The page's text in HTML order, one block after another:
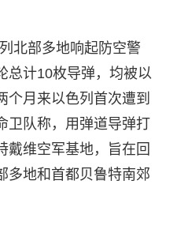
北部多地响起防空警
总计10枚导弹，均被以
个月来以色列首次遭到
卫队称，用弹道导弹打
戴维空军基地，旨在回
多地和首都贝鲁特南郊